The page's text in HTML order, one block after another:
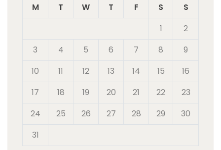
M T W T F S
S
1
2
3
4 5 6 7 8
9
10
11 12 13 14 15
16
17
18 19 20 21 22
23
24
25 26 27 28 29
30
31